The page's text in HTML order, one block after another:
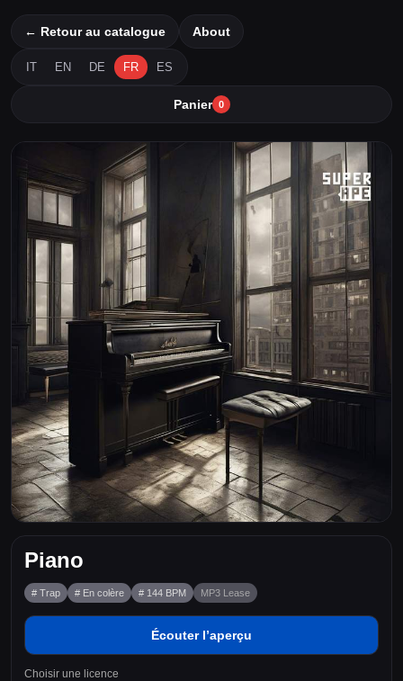
← Retour au catalogue About
IT EN DE FR ES
Panier 0
Piano
# Trap # En colère # 144 BPM MP3 Lease
Écouter l’aperçu
Choisir une licence